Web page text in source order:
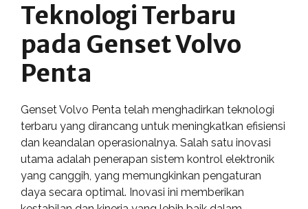
Teknologi Terbaru
pada Genset Volvo
Penta
Genset Volvo Penta telah menghadirkan teknologi
terbaru yang dirancang untuk meningkatkan efisiensi
dan keandalan operasionalnya. Salah satu inovasi
utama adalah penerapan sistem kontrol elektronik
yang canggih, yang memungkinkan pengaturan
daya secara optimal. Inovasi ini memberikan